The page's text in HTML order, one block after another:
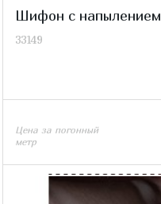
Шифон с напылением
33149
Цена за погонный
метр